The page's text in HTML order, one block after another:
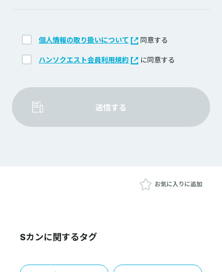
個人情報の取り扱いについて 同意する
ハンソクエスト会員利用規約 に同意する
送信する
お気に入りに追加
Sカンに関するタグ